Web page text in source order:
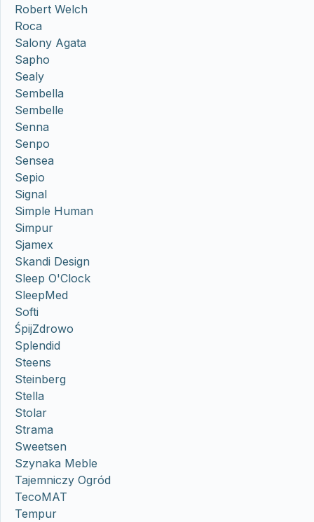
Robert Welch
Roca
Salony Agata
Sapho
Sealy
Sembella
Sembelle
Senna
Senpo
Sensea
Sepio
Signal
Simple Human
Simpur
Sjamex
Skandi Design
Sleep O'Clock
SleepMed
Softi
ŚpijZdrowo
Splendid
Steens
Steinberg
Stella
Stolar
Strama
Sweetsen
Szynaka Meble
Tajemniczy Ogród
TecoMAT
Tempur